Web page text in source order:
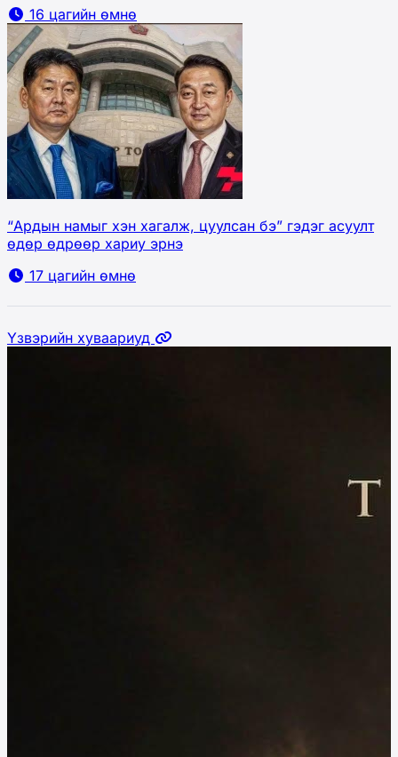
16 цагийн өмнө
“Ардын намыг хэн хагалж, цуулсан бэ” гэдэг асуулт
өдөр өдрөөр хариу эрнэ
17 цагийн өмнө
Үзвэрийн хуваариуд